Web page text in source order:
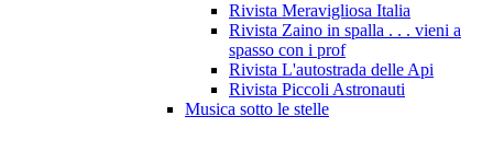
Rivista Meravigliosa Italia
Rivista Zaino in spalla . . . vieni a
spasso con i prof
Rivista L'autostrada delle Api
Rivista Piccoli Astronauti
Musica sotto le stelle